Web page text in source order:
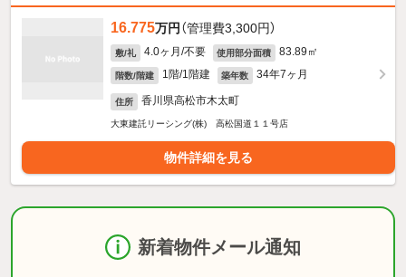
16.775万円 （管理費3,300円）
敷/礼 4.0ヶ月/不要 使用部分面積 83.89㎡
階数/階建 1階/1階建 築年数 34年7ヶ月
住所 香川県高松市木太町
大東建託リーシング(株) 高松国道１１号店
物件詳細を見る
新着物件メール通知